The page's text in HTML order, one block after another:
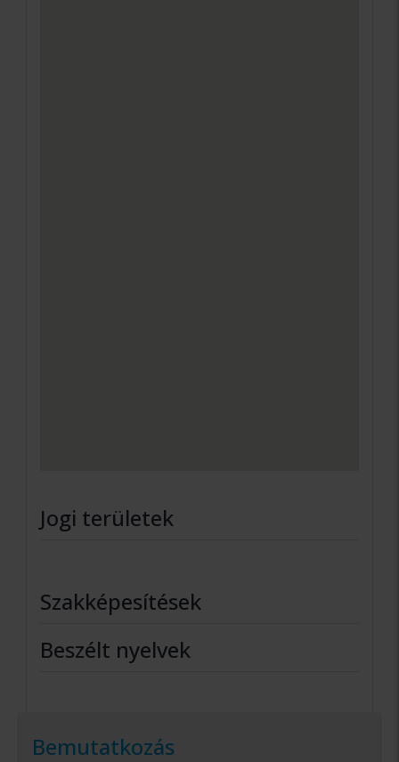
Jogi területek
Szakképesítések
Beszélt nyelvek
Bemutatkozás